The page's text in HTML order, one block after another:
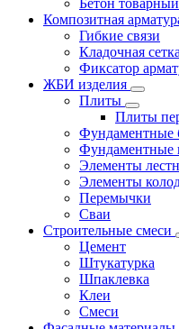
Бетон товарный
Композитная
Гибкие связи
Кладочная сетка
Фиксатор
ЖБИ изделия
Плиты
Плиты
Фундаментные
Элементы
Элементы
Перемычки
Сваи
Строительные смеси
Цемент
Штукатурка
Шпаклевка
Клеи
Смеси